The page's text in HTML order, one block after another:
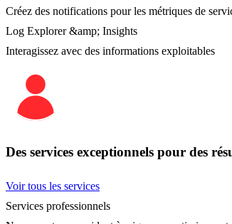
Créez des notifications pour les métriques de
Log Explorer &amp; Insights
Interagissez avec des informations exploitables
Des services exceptionnels pour des
Voir tous les services
Services professionnels